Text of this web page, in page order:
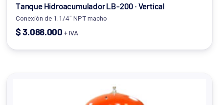
Tanque Hidroacumulador LB-200 · Vertical
Conexión de 1.1/4" NPT macho
$3.088.000 + IVA